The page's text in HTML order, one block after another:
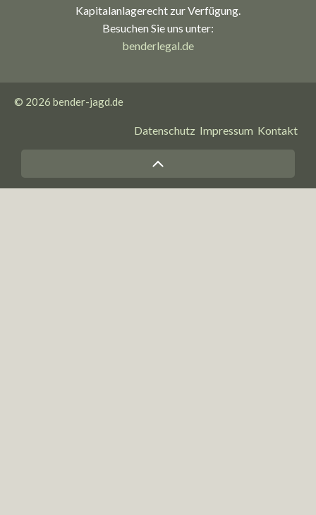
Kapitalanlagerecht zur Verfügung.
Besuchen Sie uns unter:
benderlegal.de
© 2026 bender-jagd.de
Kontakt
Impressum
Datenschutz